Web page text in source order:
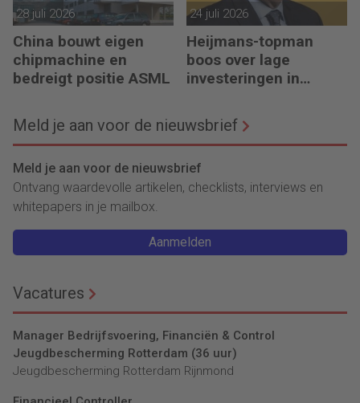
28 juli 2026
China bouwt eigen
chipmachine en
bedreigt positie ASML
24 juli 2026
Heijmans-topman
boos over lage
investeringen in
Meld je aan voor de nieuwsbrief
Meld je aan voor de nieuwsbrief
Ontvang waardevolle artikelen, checklists, interviews en
whitepapers in je mailbox.
Aanmelden
Vacatures
Manager Bedrijfsvoering, Financiën & Control
Jeugdbescherming Rotterdam (36 uur)
Jeugdbescherming Rotterdam Rijnmond